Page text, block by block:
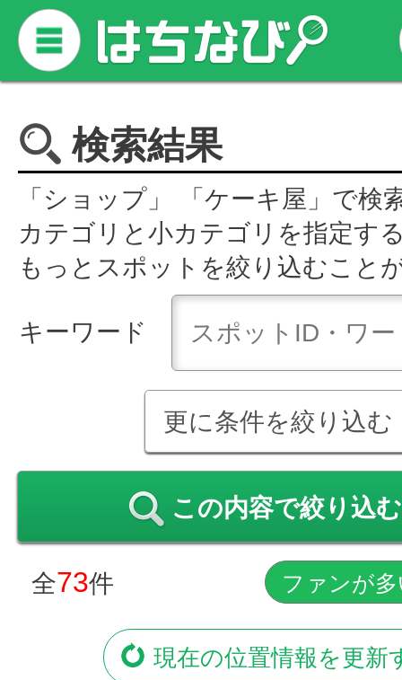
検索結果
「ショップ」 「ケーキ屋」で検
カテゴリと小カテゴリを指定す
もっとスポットを絞り込むこと
キーワード
更に条件を絞り込む
この内容で絞り込む
全73件
現在の位置情報を更新